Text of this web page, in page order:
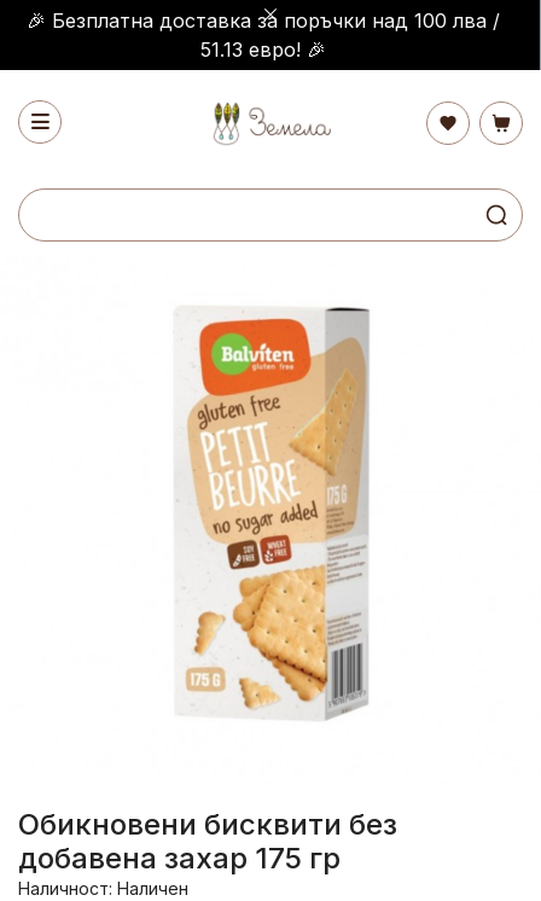
🎉 Безплатна доставка за поръчки над 100 лва /
51.13 евро! 🎉
Обикновени бисквити без
добавена захар 175 гр
Наличност: Наличен